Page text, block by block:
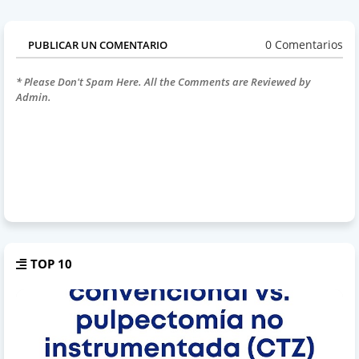
PUBLICAR UN COMENTARIO 0 Comentarios
* Please Don't Spam Here. All the Comments are Reviewed by
Admin.
TOP 10